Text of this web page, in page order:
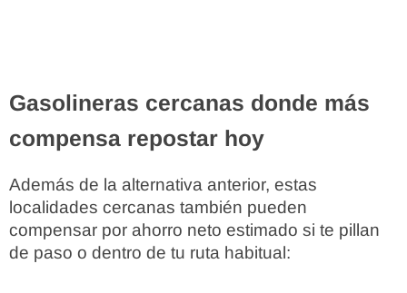
Gasolineras cercanas donde más
compensa repostar hoy
Además de la alternativa anterior, estas
localidades cercanas también pueden
compensar por ahorro neto estimado si te pillan
de paso o dentro de tu ruta habitual: